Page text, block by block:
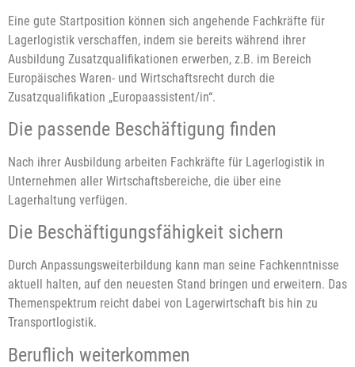
Eine gute Startposition können sich angehende Fachkräfte für
Lagerlogistik verschaffen, indem sie bereits während ihrer
Ausbildung Zusatzqualifikationen erwerben, z.B. im Bereich
Europäisches Waren- und Wirtschaftsrecht durch die
Zusatzqualifikation „Europaassistent/in“.
Die passende Beschäftigung finden
Nach ihrer Ausbildung arbeiten Fachkräfte für Lagerlogistik in
Unternehmen aller Wirtschaftsbereiche, die über eine
Lagerhaltung verfügen.
Die Beschäftigungsfähigkeit sichern
Durch Anpassungsweiterbildung kann man seine Fachkenntnisse
aktuell halten, auf den neuesten Stand bringen und erweitern. Das
Themenspektrum reicht dabei von Lagerwirtschaft bis hin zu
Transportlogistik.
Beruflich weiterkommen